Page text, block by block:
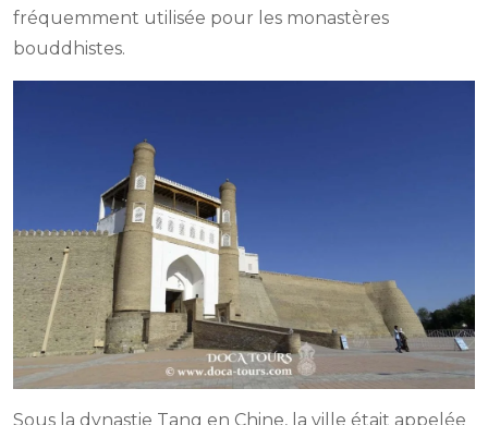
fréquemment utilisée pour les monastères
bouddhistes.
Sous la dynastie Tang en Chine, la ville était appelée